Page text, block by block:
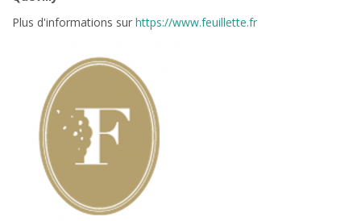
Plus d'informations sur https://www.feuillette.fr